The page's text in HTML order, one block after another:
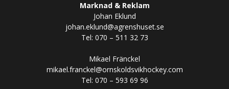
Marknad & Reklam
Johan Eklund
johan.eklund@agrenshuset.se
Tel: 070 – 511 32 73
Mikael Fränckel
mikael.franckel@ornskoldsvikhockey.com
Tel: 070 – 593 69 96